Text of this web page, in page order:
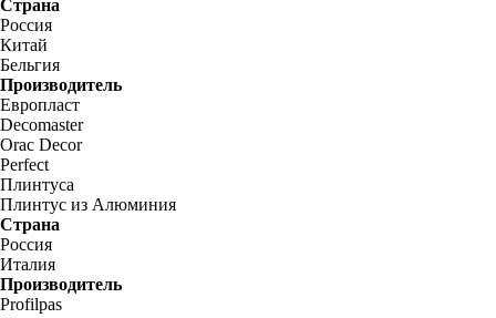
Страна
Россия
Китай
Бельгия
Производитель
Европласт
Decomaster
Orac Decor
Perfect
Плинтуса
Плинтус из Алюминия
Страна
Россия
Италия
Производитель
Profilpas